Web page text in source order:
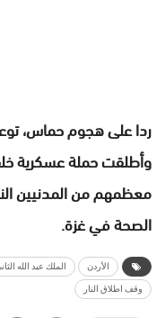
ردا على هجوم حماس،
معظمهم من المدنيين
الصحة في غزة.
الأردن الملك عبد الله
وقف اطلاق النار